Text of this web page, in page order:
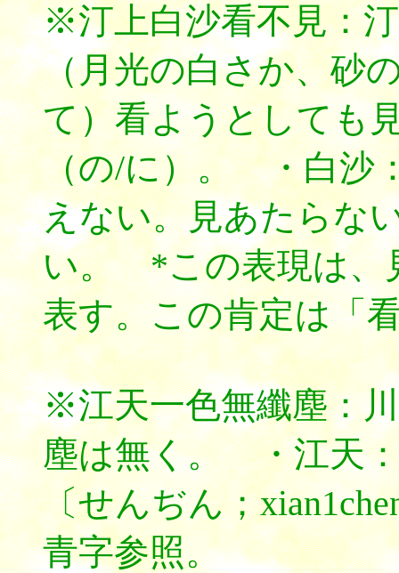
※汀上白沙看不見：
（月光の白さか、砂
て）看ようとしても
（の/に）。 ・白沙
えない。見あたらな
い。 *この表現は、
表す。この肯定は「
※江天一色無纖塵：
塵は無く。 ・江天
〔せんぢん；
青字参照。